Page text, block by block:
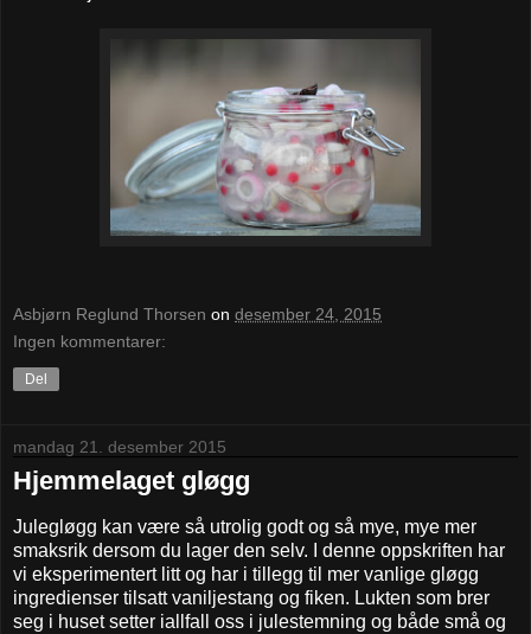
Asbjørn Reglund Thorsen on desember 24, 2015
Ingen kommentarer:
Del
mandag 21. desember 2015
Hjemmelaget gløgg
Julegløgg kan være så utrolig godt og så mye, mye mer
smaksrik dersom du lager den selv. I denne oppskriften har
vi eksperimentert litt og har i tillegg til mer vanlige gløgg
ingredienser tilsatt vaniljestang og fiken. Lukten som brer
seg i huset setter iallfall oss i julestemning og både små og